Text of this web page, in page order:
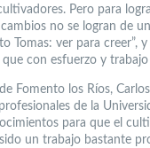
Pero para
no se logran de
Tomas: ver para creer”,
que con esfuerzo y
Fomento los Ríos,
de la
para que el
un trabajo bastante